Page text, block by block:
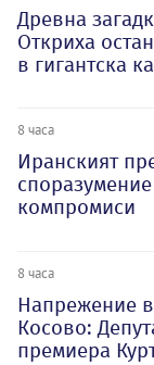
Древна
Откриха
в гигантска
8 часа
Иранският
компромиси
8 часа
Напрежение
Косово:
премиера